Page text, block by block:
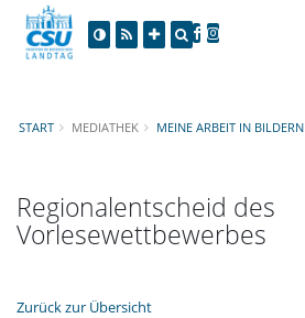
START MEDIATHEK MEINE ARBEIT IN BILDERN
Regionalentscheid des
Vorlesewettbewerbes
Zurück zur Übersicht